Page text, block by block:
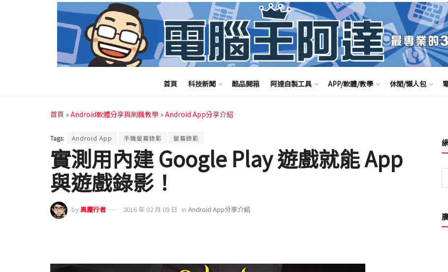
首頁 科技新聞 酷品開箱 阿達自製工具 APP/軟體/教學 休閒/懶人包
首頁 »Android軟體分享與刷機教學 »Android App分享介紹
Tags: Android App 手機螢幕錄影 螢幕錄影
實測用內建 Google Play 遊戲就能 App
與遊戲錄影！
by異塵行者 2016 年 02 月 09 日 in Android App分享介紹